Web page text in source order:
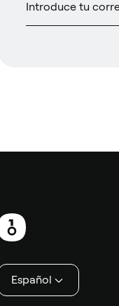
Español